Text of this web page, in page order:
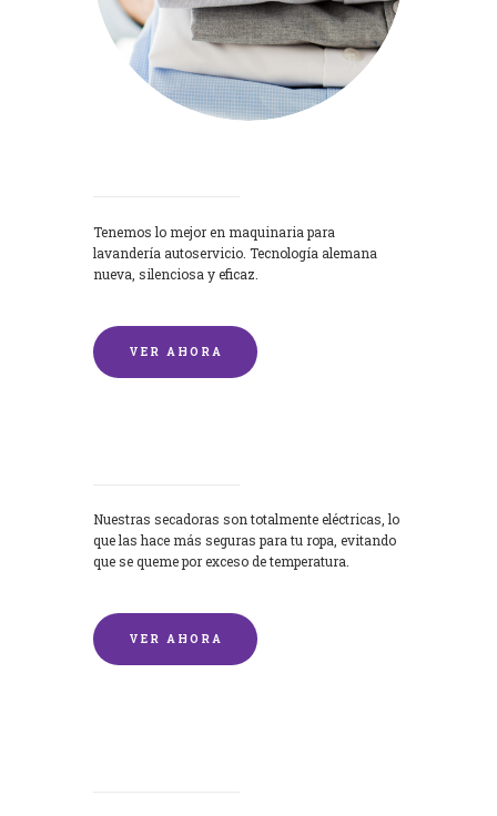
Tenemos lo mejor en maquinaria para
lavandería autoservicio. Tecnología alemana
nueva, silenciosa y eficaz.
VER AHORA
Nuestras secadoras son totalmente eléctricas, lo
que las hace más seguras para tu ropa, evitando
que se queme por exceso de temperatura.
VER AHORA